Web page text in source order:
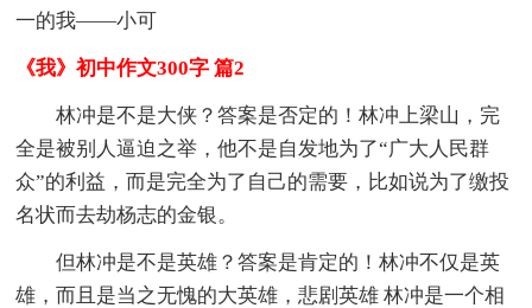
一的我——小可
《我》初中作文300字 篇2
林冲是不是大侠？答案是否定的！林冲上梁山，完
全是被别人逼迫之举，他不是自发地为了“广大人民群
众”的利益，而是完全为了自己的需要，比如说为了缴投
名状而去劫杨志的金银。
但林冲是不是英雄？答案是肯定的！林冲不仅是英
雄，而且是当之无愧的大英雄，悲剧英雄 林冲是一个相